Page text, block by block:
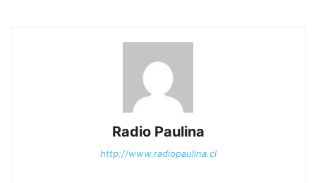
Radio Paulina
http://www.radiopaulina.cl